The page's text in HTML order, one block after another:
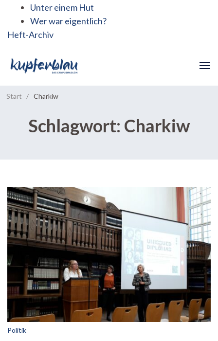
Unter einem Hut
Wer war eigentlich?
Heft-Archiv
Start / Charkiw
Schlagwort: Charkiw
Politik